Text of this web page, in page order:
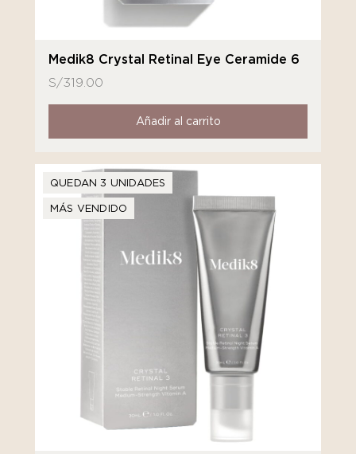
Medik8 Crystal Retinal Eye Ceramide 6
S/319.00
Añadir al carrito
QUEDAN 3 UNIDADES
MÁS VENDIDO